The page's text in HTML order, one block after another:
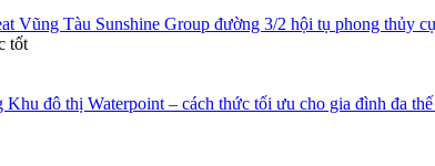
Vũng Tàu Sunshine Group đường 3/2 hội tụ phong thủy
tốt
đô thị Waterpoint – cách thức tối ưu cho gia đình đa thế